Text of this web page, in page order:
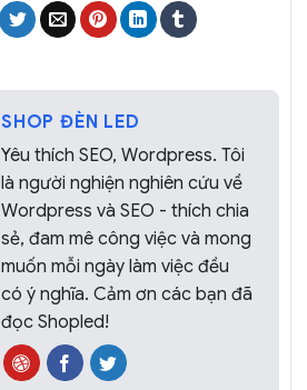
SHOP ĐÈN LED
Yêu thích SEO, Wordpress. Tôi
là người nghiện nghiên cứu về
Wordpress và SEO - thích chia
sẻ, đam mê công việc và mong
muốn mỗi ngày làm việc đều
có ý nghĩa. Cảm ơn các bạn đã
đọc Shopled!